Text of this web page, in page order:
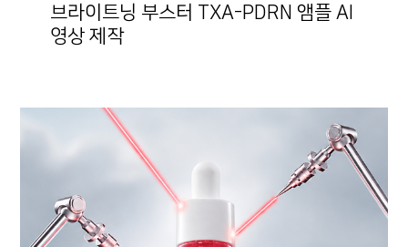
브라이트닝 부스터 TXA-PDRN 앰플 AI
영상 제작